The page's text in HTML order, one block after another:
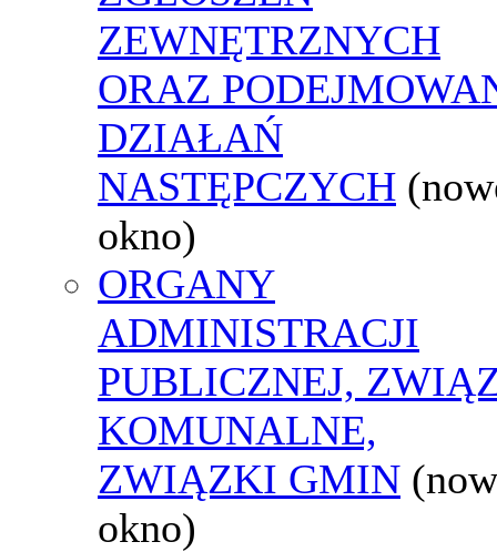
ZEWNĘTRZNYCH
ORAZ
DZIAŁAŃ
NASTĘPCZYCH
okno)
ORGANY
ADMINISTRACJI
PUBLICZNEJ,
KOMUNALNE,
ZWIĄZKI GMIN
okno)